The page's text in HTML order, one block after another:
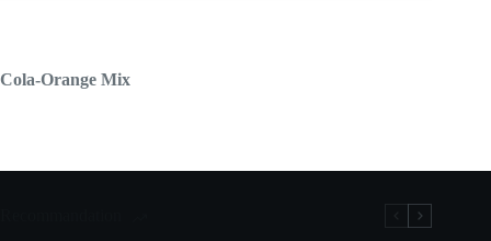
Cola-Orange Mix